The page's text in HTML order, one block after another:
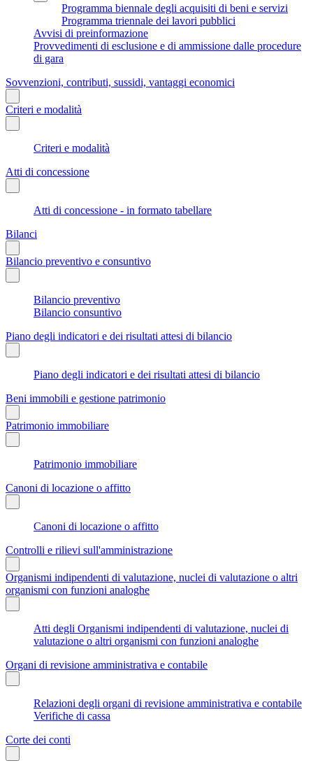
Programma biennale degli acquisiti di beni e servizi
Programma triennale dei lavori pubblici
Avvisi di preinformazione
Provvedimenti di esclusione e di ammissione dalle procedure
di gara
Sovvenzioni, contributi, sussidi, vantaggi economici
Criteri e modalità
Criteri e modalità
Atti di concessione
Atti di concessione - in formato tabellare
Bilanci
Bilancio preventivo e consuntivo
Bilancio preventivo
Bilancio consuntivo
Piano degli indicatori e dei risultati attesi di bilancio
Piano degli indicatori e dei risultati attesi di bilancio
Beni immobili e gestione patrimonio
Patrimonio immobiliare
Patrimonio immobiliare
Canoni di locazione o affitto
Canoni di locazione o affitto
Controlli e rilievi sull'amministrazione
Organismi indipendenti di valutazione, nuclei di valutazione o altri
organismi con funzioni analoghe
Atti degli Organismi indipendenti di valutazione, nuclei di
valutazione o altri organismi con funzioni analoghe
Organi di revisione amministrativa e contabile
Relazioni degli organi di revisione amministrativa e contabile
Verifiche di cassa
Corte dei conti